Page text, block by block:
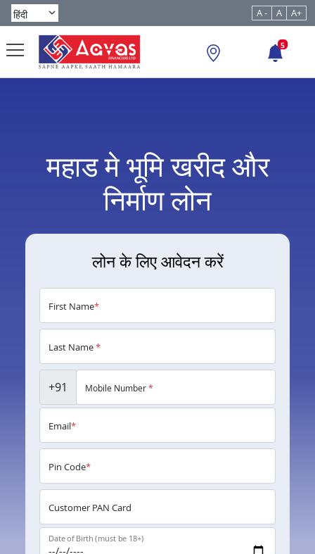
A - A A+
5
महाड मे भूमि खरीद और
निर्माण लोन
लोन के लिए आवेदन करें
First Name*
Last Name*
+91 Mobile Number*
Email*
Pin Code*
Customer PAN Card
Date of Birth (must be 18+)